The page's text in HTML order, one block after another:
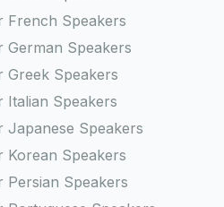
French Speakers
Speakers
Speakers
Speakers
Speakers
Speakers
Speakers